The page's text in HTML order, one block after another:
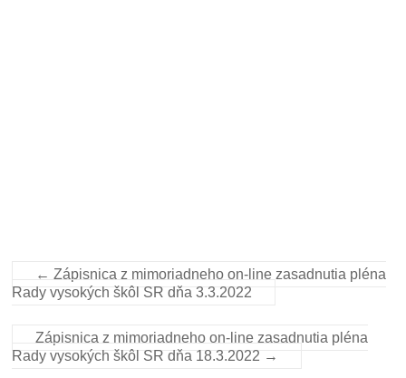
← Zápisnica z mimoriadneho on-line zasadnutia pléna
Rady vysokých škôl SR dňa 3.3.2022
Zápisnica z mimoriadneho on-line zasadnutia pléna
Rady vysokých škôl SR dňa 18.3.2022 →